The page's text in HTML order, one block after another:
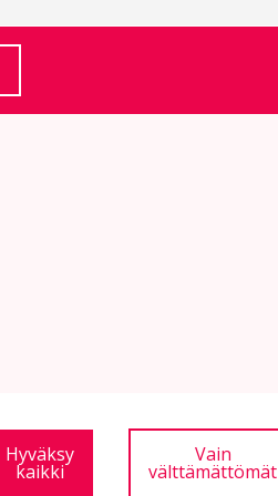
Hyväksy
kaikki
Vain
välttämättömät